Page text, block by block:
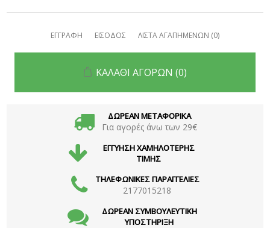
ΕΓΓΡΑΦΗ ΕΙΣΟΔΟΣ ΛΙΣΤΑ ΑΓΑΠΗΜΕΝΩΝ (0)
ΚΑΛΑΘΙ ΑΓΟΡΩΝ (0)
ΔΩΡΕΑΝ ΜΕΤΑΦΟΡΙΚΑ
Για αγορές άνω των 29€
ΕΓΓΥΗΣΗ ΧΑΜΗΛΟΤΕΡΗΣ
ΤΙΜΗΣ
ΤΗΛΕΦΩΝΙΚΕΣ ΠΑΡΑΓΓΕΛΙΕΣ
2177015218
ΔΩΡΕΑΝ ΣΥΜΒΟΥΛΕΥΤΙΚΗ
ΥΠΟΣΤΗΡΙΞΗ